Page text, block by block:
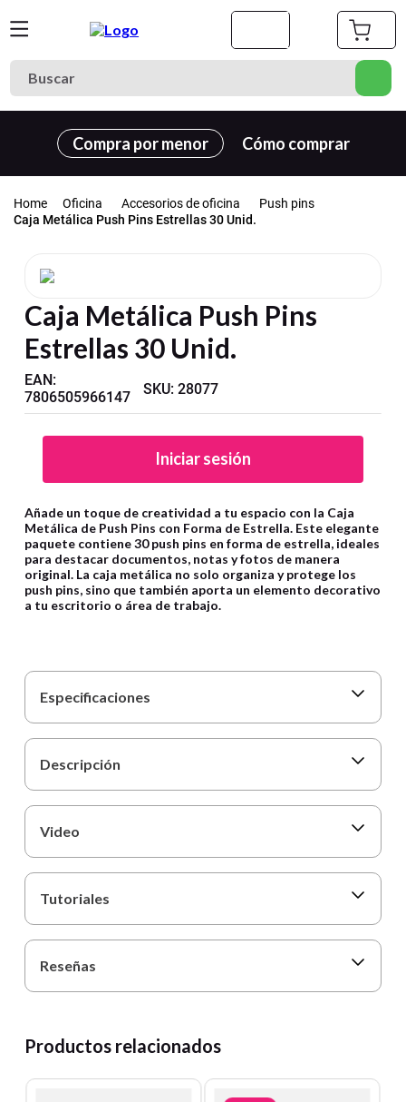
Buscar
Compra por menor Cómo comprar
Oficina Accesorios de oficina
Push pins
Caja Metálica Push Pins Estrellas 30 Unid.
Caja Metálica Push Pins
Estrellas 30 Unid.
EAN:
7806505966147
SKU:28077
Iniciar sesión
Añade un toque de creatividad a tu espacio con la Caja
Metálica de Push Pins con Forma de Estrella. Este elegante
paquete contiene 30 push pins en forma de estrella, ideales
para destacar documentos, notas y fotos de manera
original. La caja metálica no solo organiza y protege los
push pins, sino que también aporta un elemento decorativo
a tu escritorio o área de trabajo.
Especificaciones
Descripción
Video
Tutoriales
Reseñas
Productos relacionados
Términos más buscados
cuaderno
3. goma eva
5.
6. estuche
7. cartulina
8.
10